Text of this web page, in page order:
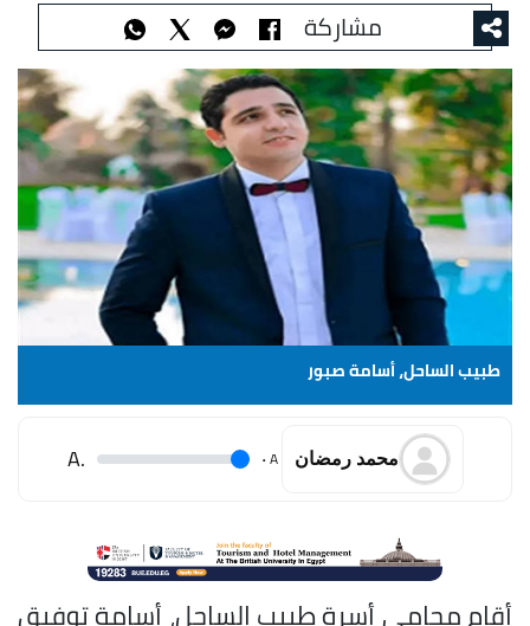
مشاركة
طبيب الساحل، أسامة صبور
محمد رمضان A
.
.A
أقام محامي أسرة طبيب الساحل، أسامة توفيق